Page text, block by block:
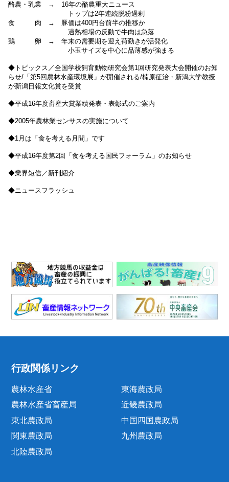
酪農・乳業 → 16年の酪農重大ニュース
トップは2年連続脱粉過剰
食 肉 → 豚価は400円台前半の推移か
過熱相場の反動で牛肉は急落
鶏 卵 → 年末の需要期を迎え荷勤きが活発化
小玉サイズを中心に品薄感が強まる
◆トピックス／全国学校飼育動物研究会第1回研究発表大会開催のお知
らせ/「第5回農林水産環境展」が開催される/楠原征治・新潟大学教授
が新潟日報文化賞を受賞
◆平成16年度畜産大賞業績発表・表彰式のご案内
◆2005年農林業センサスの実施について
◆1月は「食を考える月間」です
◆平成16年度第2回「食を考える国民フォーラム」のお知らせ
◆業界短信／新刊紹介
◆ニュースフラッシュ
行政関係リンク
農林水産省
農林水産省畜産局
東北農政局
関東農政局
北陸農政局
東海農政局
近畿農政局
中国四国農政局
九州農政局